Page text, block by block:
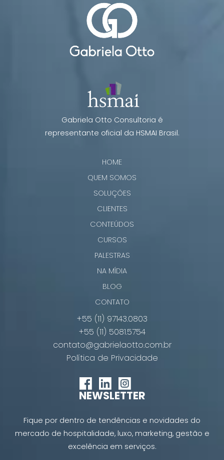
Gabriela Otto Consultoria é
representante oficial da HSMAI Brasil.
HOME
QUEM SOMOS
SOLUÇÕES
CLIENTES
CONTEÚDOS
CURSOS
PALESTRAS
NA MÍDIA
BLOG
CONTATO
+55 (11) 97143.0803
+55 (11) 5081.5754
contato@gabrielaotto.com.br
Política de Privacidade
NEWSLETTER
Fique por dentro de tendências e novidades do
mercado de hospitalidade, luxo, marketing, gestão e
excelência em serviços.